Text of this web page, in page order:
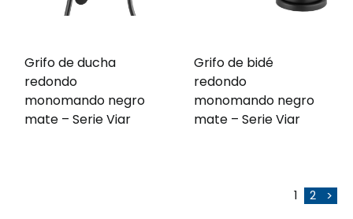
Grifo de ducha
redondo
monomando negro
mate – Serie Viar
Grifo de bidé
redondo
monomando negro
mate – Serie Viar
1 2 >